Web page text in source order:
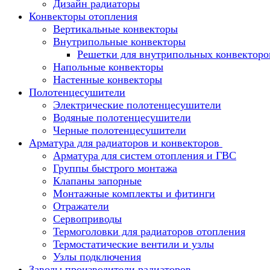
Дизайн радиаторы
Конвекторы отопления
Вертикальные конвекторы
Внутрипольные конвекторы
Решетки для внутрипольных
Напольные конвекторы
Настенные конвекторы
Полотенцесушители
Электрические полотенцесушители
Водяные полотенцесушители
Черные полотенцесушители
Арматура для радиаторов и конвекторов
Арматура для систем отопления и ГВС
Группы быстрого монтажа
Клапаны запорные
Монтажные комплекты и фитинги
Отражатели
Сервоприводы
Термоголовки для радиаторов отопления
Термостатические вентили и узлы
Узлы подключения